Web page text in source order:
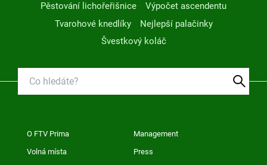
Pěstování lichořeřišnice
Výpočet ascendentu
Tvarohové knedlíky
Nejlepší palačinky
Švestkový koláč
O FTV Prima Management
Volná místa Press